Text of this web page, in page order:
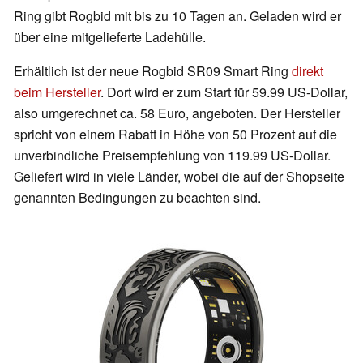
Ring gibt Rogbid mit bis zu 10 Tagen an. Geladen wird er
über eine mitgelieferte Ladehülle.
Erhältlich ist der neue Rogbid SR09 Smart Ring direkt
beim Hersteller. Dort wird er zum Start für 59.99 US-Dollar,
also umgerechnet ca. 58 Euro, angeboten. Der Hersteller
spricht von einem Rabatt in Höhe von 50 Prozent auf die
unverbindliche Preisempfehlung von 119.99 US-Dollar.
Geliefert wird in viele Länder, wobei die auf der Shopseite
genannten Bedingungen zu beachten sind.